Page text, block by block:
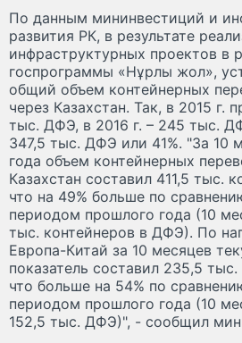
По данным мининвестиций и
развития РК, в результате
инфраструктурных проектов в
госпрограммы «Нұрлы жол»,
общий объем контейнерных
через Казахстан. Так, в 2015 г.
тыс. ДФЭ, в 2016 г. – 245 тыс.
347,5 тыс. ДФЭ или 41%. "За 10
года объем контейнерных
Казахстан составил 411,5 тыс.
что на 49% больше по
периодом прошлого года (10
тыс. контейнеров в ДФЭ). По
Европа-Китай за 10 месяцев
показатель составил 235,5
что больше на 54% по
периодом прошлого года (10
152,5 тыс. ДФЭ)", - сообщил